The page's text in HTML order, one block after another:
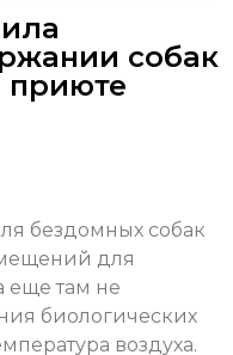
собак
приюте
бездомных собак
для
еще там не
биологических
воздуха.